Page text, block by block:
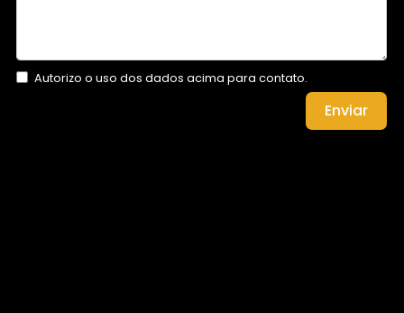
Autorizo o uso dos dados acima para contato.
Enviar